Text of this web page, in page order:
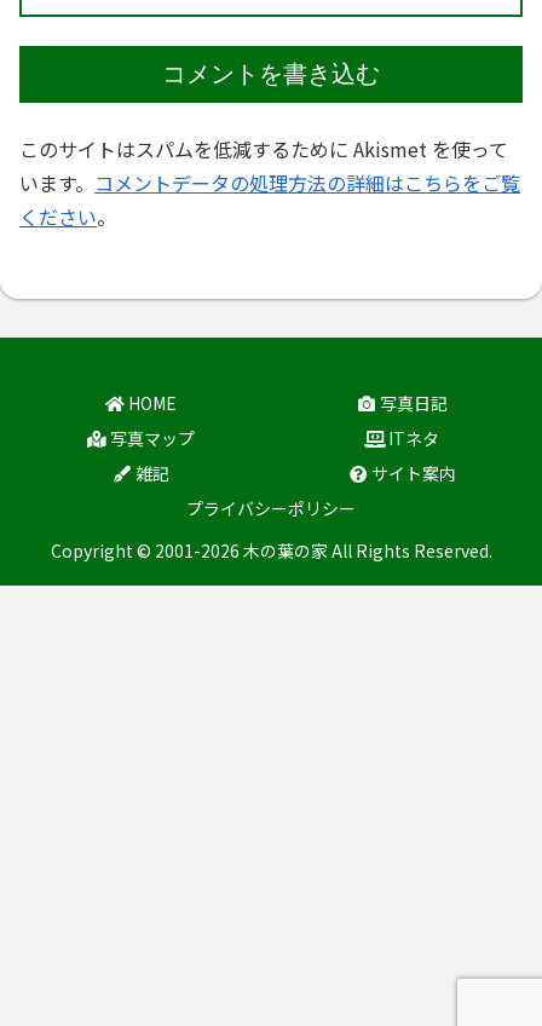
コメントを書き込む
このサイトはスパムを低減するために Akismet を使って
います。 コメントデータの処理方法の詳細はこちらをご覧
ください。
HOME
写真日記
写真マップ
ITネタ
雑記
サイト案内
プライバシーポリシー
Copyright © 2001-2026 木の葉の家 All Rights Reserved.